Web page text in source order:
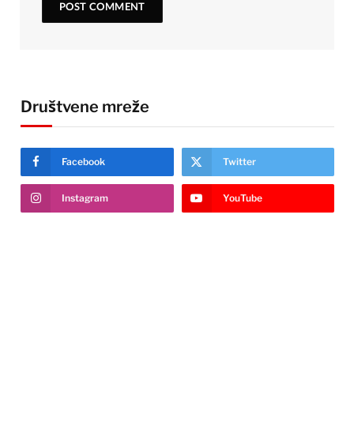
Društvene mreže
Facebook Twitter
Instagram YouTube